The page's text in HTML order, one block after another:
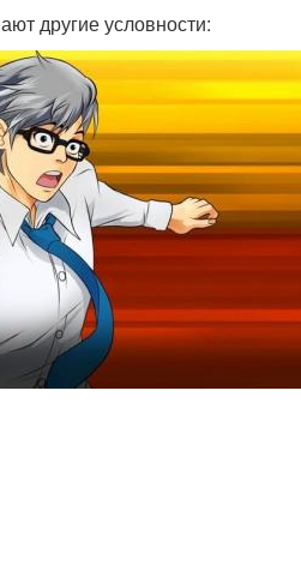
другие условности: